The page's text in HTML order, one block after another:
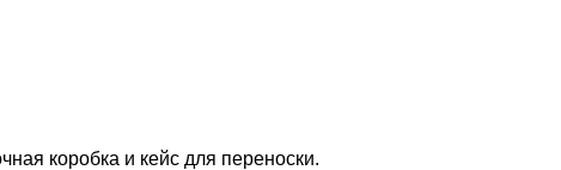
коробка и кейс для переноски.